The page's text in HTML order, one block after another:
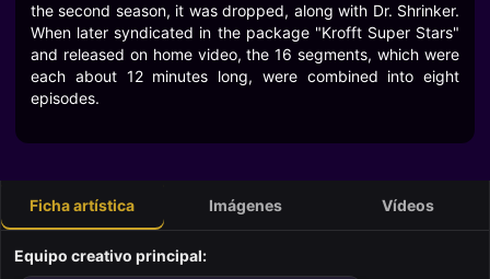
the second season, it was dropped, along with Dr. Shrinker.
When later syndicated in the package "Krofft Super Stars"
and released on home video, the 16 segments, which were
each about 12 minutes long, were combined into eight
episodes.
Ficha artística Imágenes Vídeos
Equipo creativo principal: